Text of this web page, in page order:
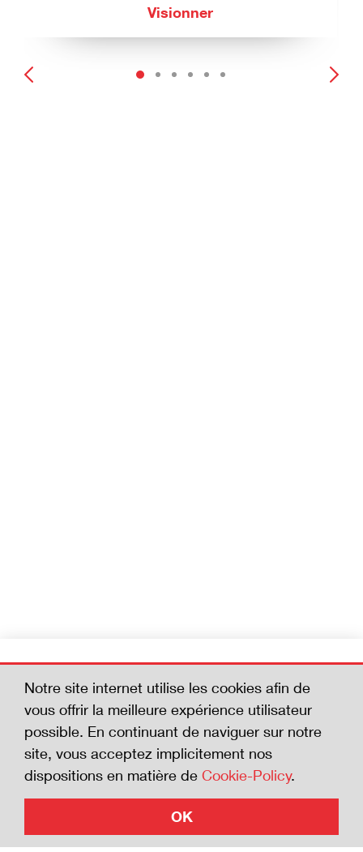
Visionner
Notre site internet utilise les cookies afin de
vous offrir la meilleure expérience utilisateur
possible. En continuant de naviguer sur notre
site, vous acceptez implicitement nos
dispositions en matière de Cookie-Policy.
OK
Devenez membre
mortels. En adhérant à la Charte de la
sécurité, vous affichez votre volonté de vous
investir en faveur de la sécurité.
Adhérer à la Charte